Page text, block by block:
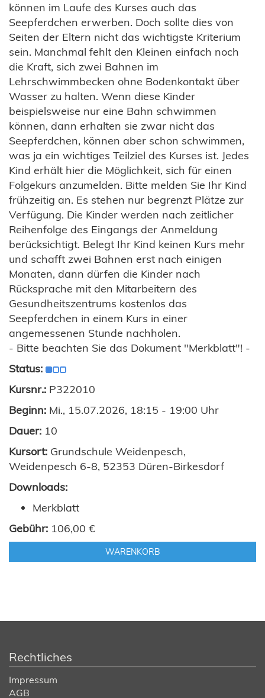
können im Laufe des Kurses auch das
Seepferdchen erwerben. Doch sollte dies von
Seiten der Eltern nicht das wichtigste Kriterium
sein. Manchmal fehlt den Kleinen einfach noch
die Kraft, sich zwei Bahnen im
Lehrschwimmbecken ohne Bodenkontakt über
Wasser zu halten. Wenn diese Kinder
beispielsweise nur eine Bahn schwimmen
können, dann erhalten sie zwar nicht das
Seepferdchen, können aber schon schwimmen,
was ja ein wichtiges Teilziel des Kurses ist. Jedes
Kind erhält hier die Möglichkeit, sich für einen
Folgekurs anzumelden. Bitte melden Sie Ihr Kind
frühzeitig an. Es stehen nur begrenzt Plätze zur
Verfügung. Die Kinder werden nach zeitlicher
Reihenfolge des Eingangs der Anmeldung
berücksichtigt. Belegt Ihr Kind keinen Kurs mehr
und schafft zwei Bahnen erst nach einigen
Monaten, dann dürfen die Kinder nach
Rücksprache mit den Mitarbeitern des
Gesundheitszentrums kostenlos das
Seepferdchen in einem Kurs in einer
angemessenen Stunde nachholen.
- Bitte beachten Sie das Dokument "Merkblatt"! -
Status:
Kursnr.: P322010
Beginn: Mi., 15.07.2026, 18:15 - 19:00 Uhr
Dauer: 10
Kursort: Grundschule Weidenpesch,
Weidenpesch 6-8, 52353 Düren-Birkesdorf
Downloads:
Merkblatt
Gebühr: 106,00 €
WARENKORB
Rechtliches
Impressum
AGB